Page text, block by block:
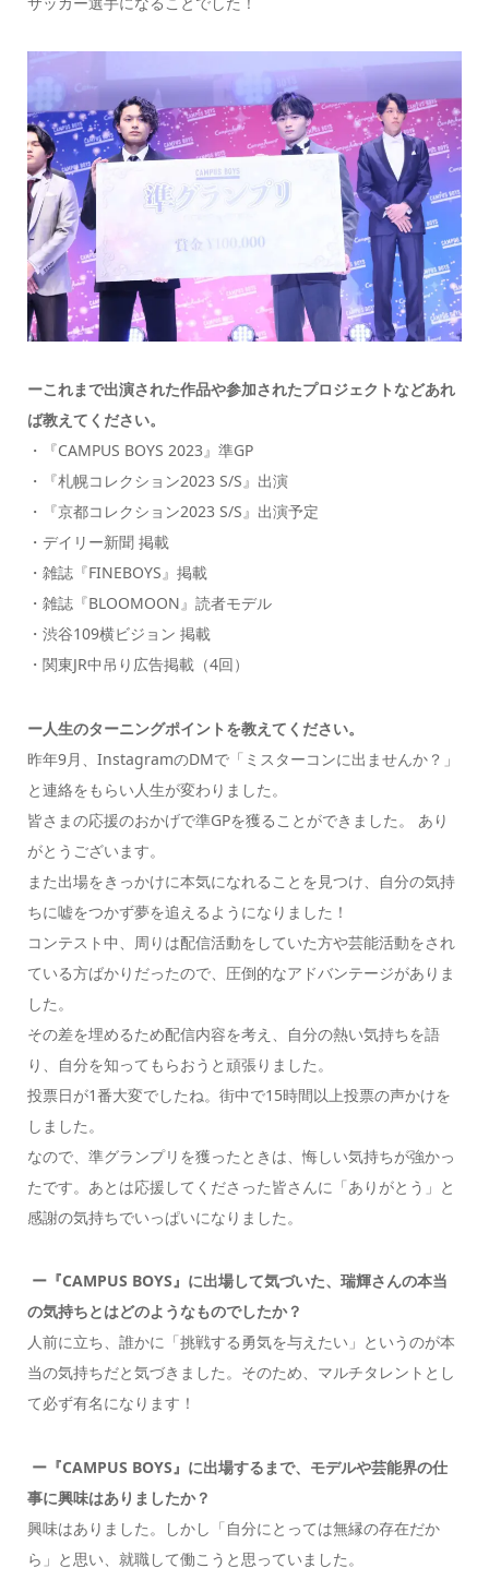
ーこれまで出演された作品や参加されたプロジェクトなどあれ
ば教えてください。
・『CAMPUS BOYS 2023』準GP
・『札幌コレクション2023 S/S』出演
・『京都コレクション2023 S/S』出演予定
・デイリー新聞 掲載
・雑誌『FINEBOYS』掲載
・雑誌『BLOOMOON』読者モデル
・渋谷109横ビジョン 掲載
・関東JR中吊り広告掲載（4回）
ー人生のターニングポイントを教えてください。
昨年9月、InstagramのDMで「ミスターコンに出ませんか？」
と連絡をもらい人生が変わりました。
皆さまの応援のおかげで準GPを獲ることができました。 あり
がとうございます。
また出場をきっかけに本気になれることを見つけ、自分の気持
ちに嘘をつかず夢を追えるようになりました！
コンテスト中、周りは配信活動をしていた方や芸能活動をされ
ている方ばかりだったので、圧倒的なアドバンテージがありま
した。
その差を埋めるため配信内容を考え、自分の熱い気持ちを語
り、自分を知ってもらおうと頑張りました。
投票日が1番大変でしたね。街中で15時間以上投票の声かけを
しました。
なので、準グランプリを獲ったときは、悔しい気持ちが強かっ
たです。あとは応援してくださった皆さんに「ありがとう」と
感謝の気持ちでいっぱいになりました。
ー『CAMPUS BOYS』に出場して気づいた、瑞輝さんの本当
の気持ちとはどのようなものでしたか？
人前に立ち、誰かに「挑戦する勇気を与えたい」というのが本
当の気持ちだと気づきました。そのため、マルチタレントとし
て必ず有名になります！
ー『CAMPUS BOYS』に出場するまで、モデルや芸能界の仕
事に興味はありましたか？
興味はありました。しかし「自分にとっては無縁の存在だか
ら」と思い、就職して働こうと思っていました。